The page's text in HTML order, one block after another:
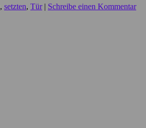
, setzten, Tür | Schreibe einen Kommentar